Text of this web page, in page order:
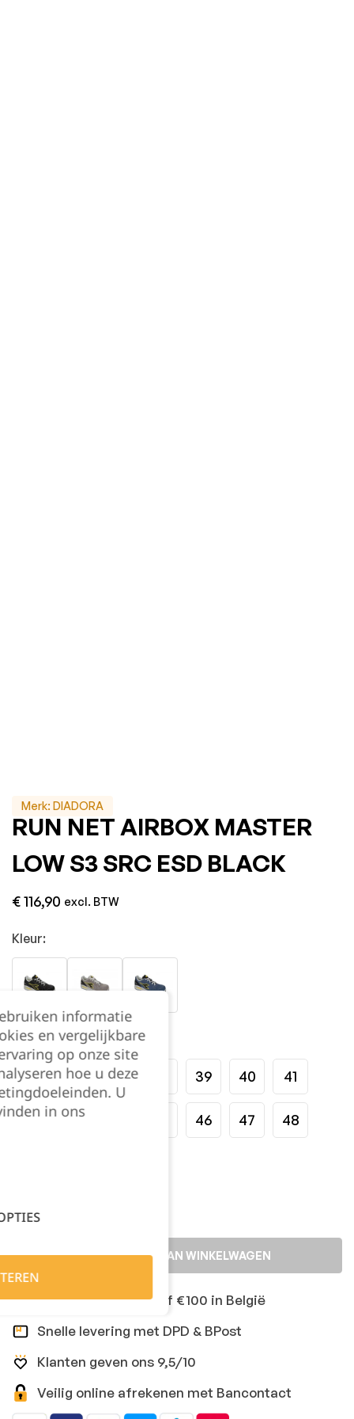
Merk: DIADORA
RUN NET AIRBOX MASTER
LOW S3 SRC ESD BLACK
€116,90 excl. BTW
Kleur:
Maat:
35 36 37 39 40 41
42 43 46 47 48
TOEVOEGEN AAN WINKELWAGEN
Gratis levering vanaf €100 in België
Snelle levering met DPD & BPost
Klanten geven ons 9,5/10
Veilig online afrekenen met Bancontact
informatie
en vergelijkbare
op onze site
hoe u deze
U
in ons